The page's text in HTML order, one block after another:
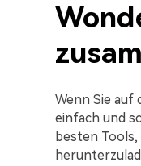
Wenn Sie auf
einfach und
besten